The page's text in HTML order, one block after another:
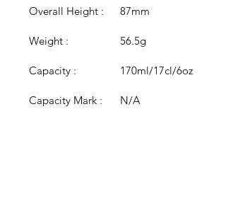
Overall Height : 87mm
Weight : 56.5g
Capacity : 170ml/17cl/6oz
Capacity Mark : N/A